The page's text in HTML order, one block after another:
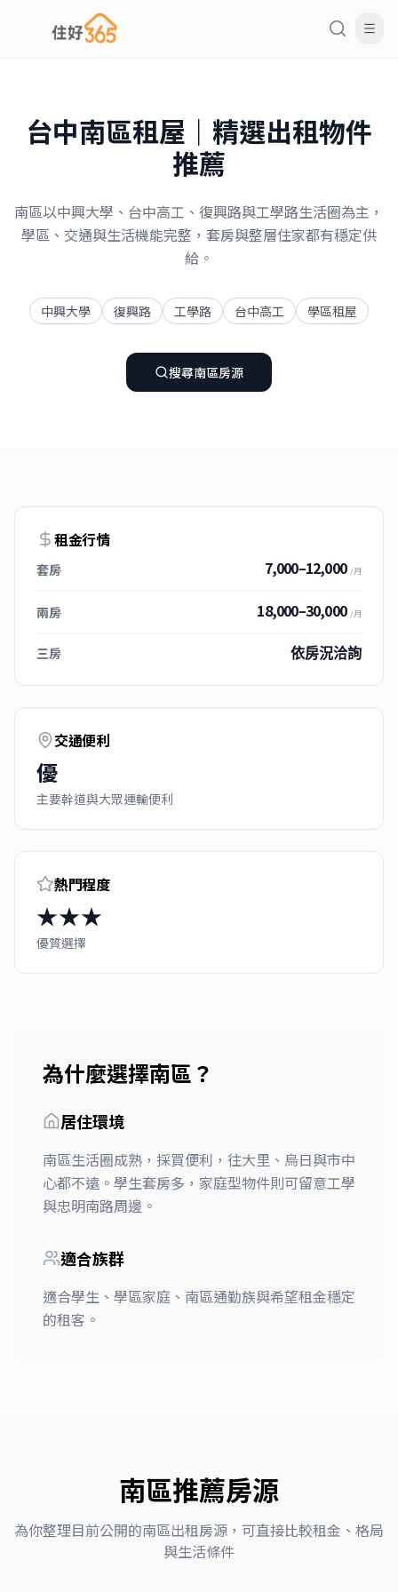
台中南區租屋｜精選出租物件
推薦
南區以中興大學、台中高工、復興路與工學路生活圈為主，
學區、交通與生活機能完整，套房與整層住家都有穩定供
給。
中興大學 復興路 工學路 台中高工 學區租屋
搜尋南區房源
租金行情
套房 7,000–12,000 /月
兩房 18,000–30,000 /月
三房 依房況洽詢
交通便利
優
主要幹道與大眾運輸便利
熱門程度
★★★
優質選擇
為什麼選擇南區 ？
居住環境
南區生活圈成熟，採買便利，往大里、烏日與市中
心都不遠。學生套房多，家庭型物件則可留意工學
與忠明南路周邊。
適合族群
適合學生、學區家庭、南區通勤族與希望租金穩定
的租客。
南區推薦房源
為你整理目前公開的南區出租房源，可直接比較租金、格局
與生活條件